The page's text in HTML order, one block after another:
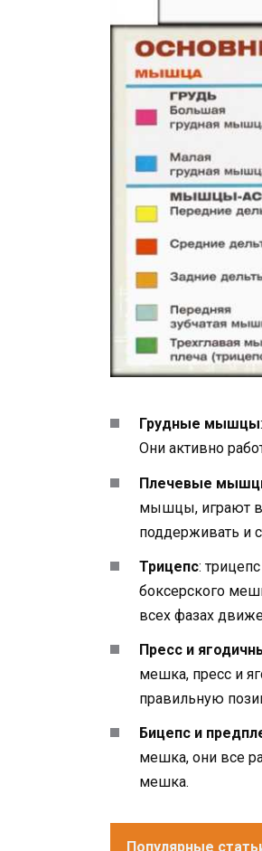
Грудные мышцы
Они активно
Плечевые
мышцы, играют
поддерживать и
Трицепс:
боксерского
всех фазах
Пресс и
мешка, пресс и
правильную
Бицепс и
мешка, они все
мешка.
Популярные